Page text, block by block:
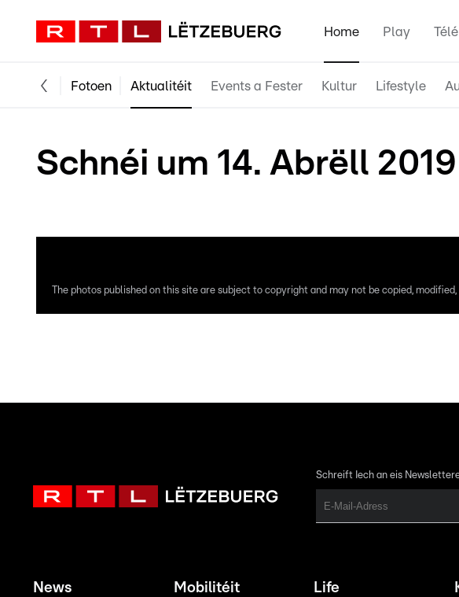
Home Play Télé
Fotoen Aktualitéit Events a Fester Kultur Lifestyle
Schnéi um 14. Abrëll 2019
The photos published on this site are subject to copyright and may not be copied,
Schreift Iech an eis
News Mobilitéit Life